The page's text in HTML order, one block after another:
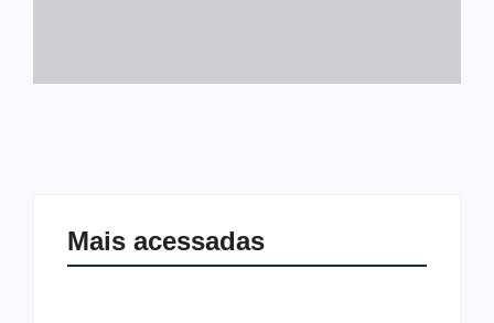
Mais acessadas